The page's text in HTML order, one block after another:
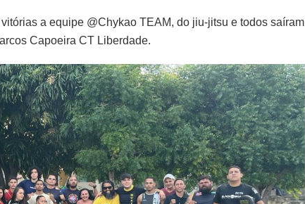
a equipe @Chykao TEAM, do jiu-jitsu e todos saíram
Capoeira CT Liberdade.